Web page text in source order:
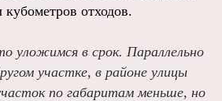
отходов.
уложимся в срок. Параллельно
участке, в районе улицы
по габаритам меньше, но